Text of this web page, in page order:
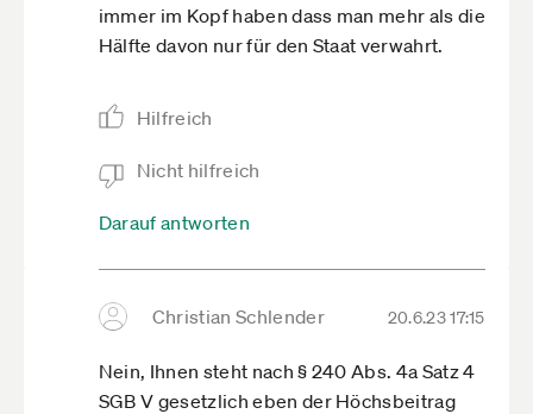
immer im Kopf haben dass man mehr als die
Hälfte davon nur für den Staat verwahrt.
Hilfreich
Nicht hilfreich
Darauf antworten
Christian Schlender 20.6.23 17:15
Nein, Ihnen steht nach § 240 Abs. 4a Satz 4
SGB V gesetzlich eben der Höchsbeitrag